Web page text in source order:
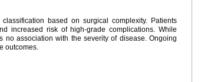
based on surgical complexity. Patients
increased risk of high-grade complications. While
association with the severity of disease. Ongoing
outcomes.